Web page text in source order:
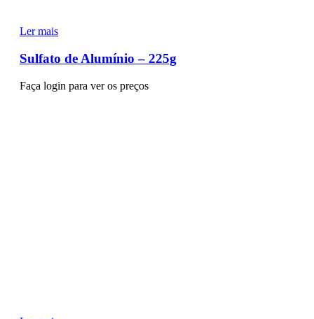
Ler mais
Sulfato de Alumínio – 225g
Faça login para ver os preços